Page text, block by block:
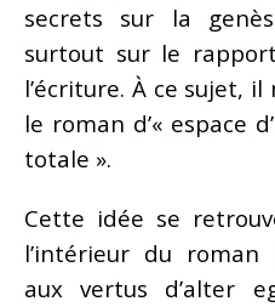
secrets sur la
surtout sur le
l’écriture. À ce sujet,
le roman d’« espace
totale ».
Cette idée se
l’intérieur du
aux vertus d’alter